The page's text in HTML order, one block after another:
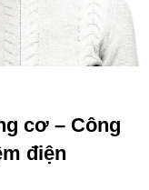
cơ – Công
điện